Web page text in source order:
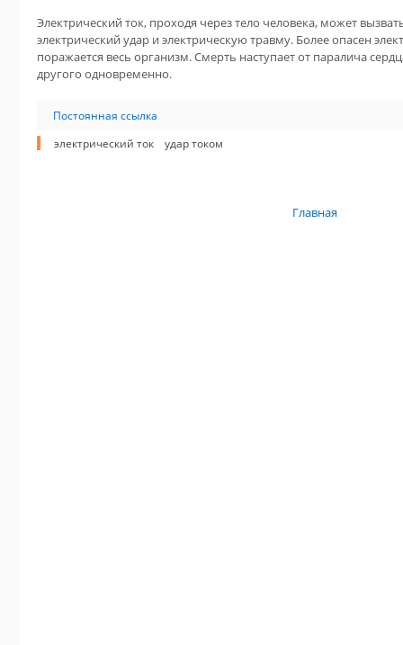
Электрический ток, проходя через тело человека, может
электрический удар и электрическую травму. Более опасен
поражается весь организм. Смерть наступает от паралича
другого одновременно.
Постоянная ссылка
электрический ток
удар током
Главная